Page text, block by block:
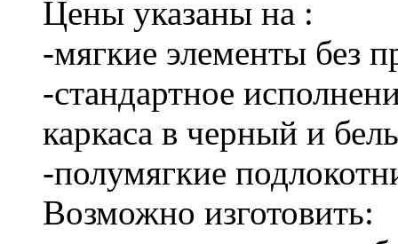
Цены указаны на :
-мягкие элементы без
-стандартное
каркаса в черный и
-полумягкие
Возможно изготовить: